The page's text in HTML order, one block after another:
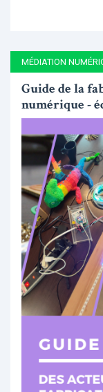
MÉDIATION
Guide de la
numérique -